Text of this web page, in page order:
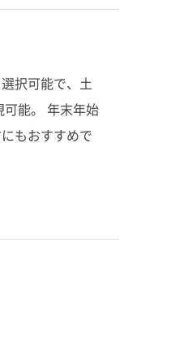
択可能で、土
能。 年末年始
もおすすめで